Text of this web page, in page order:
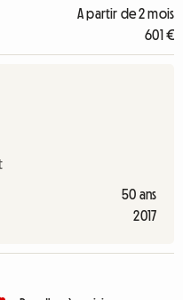
A partir de 2 mois
601 €
50 ans
2017